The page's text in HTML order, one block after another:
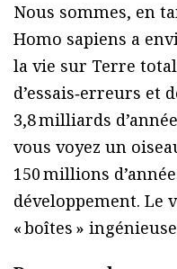
Nous sommes, en
Homo sapiens a
la vie sur Terre
d’essais‑erreurs et
3,8 milliards
vous voyez un
150 millions
développement. Le
« boîtes »